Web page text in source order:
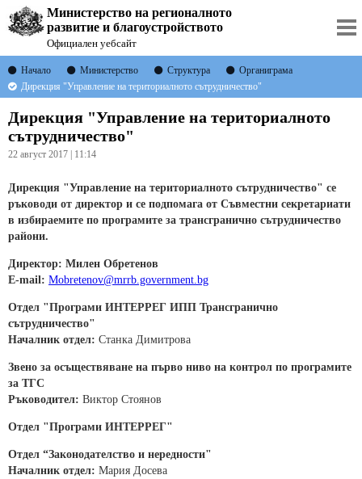
Министерство на регионалното
развитие и благоустройството
Официален уебсайт
Начало Министерство Структура
Органиграма
Дирекция "Управление на териториалното сътрудничество"
Дирекция "Управление на териториалното
сътрудничество"
22 август 2017 | 11:14
Дирекция "Управление на териториалното сътрудничество" се
ръководи от директор и се подпомага от Съвместни секретариати
в избираемите по програмите за трансгранично сътрудничество
райони.
Директор: Милен Обретенов
E-mail: Mobretenov@mrrb.government.bg
Отдел "Програми ИНТЕРРЕГ ИПП Трансгранично
сътрудничество"
Началник отдел: Станка Димитрова
Звено за осъществяване на първо ниво на контрол по програмите
за ТГС
Ръководител: Виктор Стоянов
Отдел "Програми ИНТЕРРЕГ"
Отдел “Законодателство и нередности"
Началник отдел: Мария Досева